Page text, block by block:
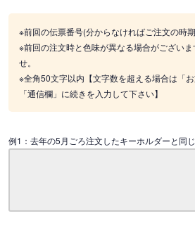
※前回の伝票番号(分からなければご注文の時
※前回の注文時と色味が異なる場合がござい
せ。
※全角50文字以内【文字数を超える場合は「
「通信欄」に続きを入力して下さい】
例1：去年の5月ごろ注文したキーホルダーと同